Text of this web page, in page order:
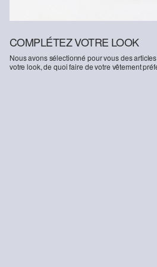
COMPLÉTEZ VOTRE LOOK
Nous avons sélectionné pour vous des
votre look, de quoi faire de votre vêtement